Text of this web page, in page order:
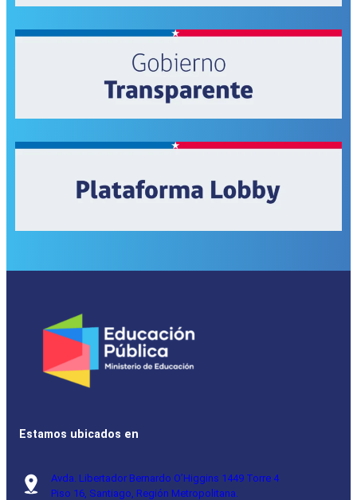
Estamos ubicados en
Avda. Libertador Bernardo O’Higgins 1449 Torre 4
Piso 16, Santiago, Región Metropolitana.